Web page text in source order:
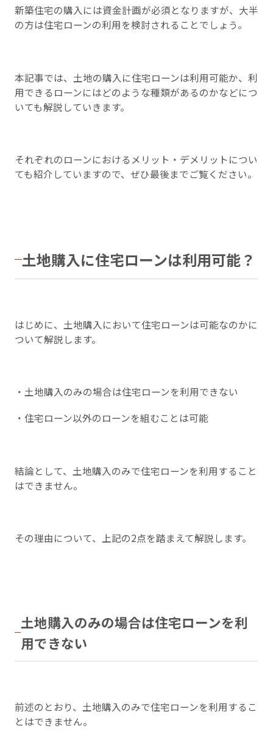
新築住宅の購入には資金計画が必須となりますが、大半
の方は住宅ローンの利用を検討されることでしょう。
本記事では、土地の購入に住宅ローンは利用可能か、利
用できるローンにはどのような種類があるのかなどにつ
いても解説していきます。
それぞれのローンにおけるメリット・デメリットについ
ても紹介していますので、ぜひ最後までご覧ください。
土地購入に住宅ローンは利用可能？
はじめに、土地購入において住宅ローンは可能なのかに
ついて解説します。
・土地購入のみの場合は住宅ローンを利用できない
・住宅ローン以外のローンを組むことは可能
結論として、土地購入のみで住宅ローンを利用すること
はできません。
その理由について、上記の2点を踏まえて解説します。
土地購入のみの場合は住宅ローンを利
用できない
前述のとおり、土地購入のみで住宅ローンを利用するこ
とはできません。